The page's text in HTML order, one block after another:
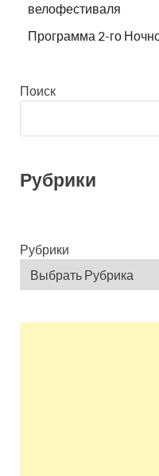
велофестиваля
Программа 2-го
Поиск
Рубрики
Рубрики